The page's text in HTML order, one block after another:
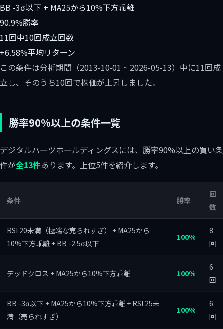
BB -3σ以下 + MA25から10%下方乖離
90.9%勝率
11回中10回成立回数
+6.58%平均リターン
この条件は分析期間（2013-10-01 ~ 2026-05-13）中に11回成
立し、そのうち10回で株価が上昇しました。
勝率90%以上の条件一覧
デジタルハーツホールディングスには、勝率90%以上の買い条
件が全13件あります。上位5件を紹介します。
条件 勝率
回
数
RSI 20未満（極端な売られすぎ） + MA25から
10%下方乖離 + BB -2.5σ以下
100%
8
回
デッドクロス + MA25から10%下方乖離 100%
6
回
BB -3σ以下 + MA25から10%下方乖離 + RSI 25未
満（売られすぎ）
100%
6
回